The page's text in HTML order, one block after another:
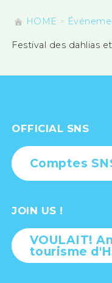
HOME
Festival des dahlias
OFFICIAL SNS
Comptes
JOIN US !
VOULAIT!
tourisme